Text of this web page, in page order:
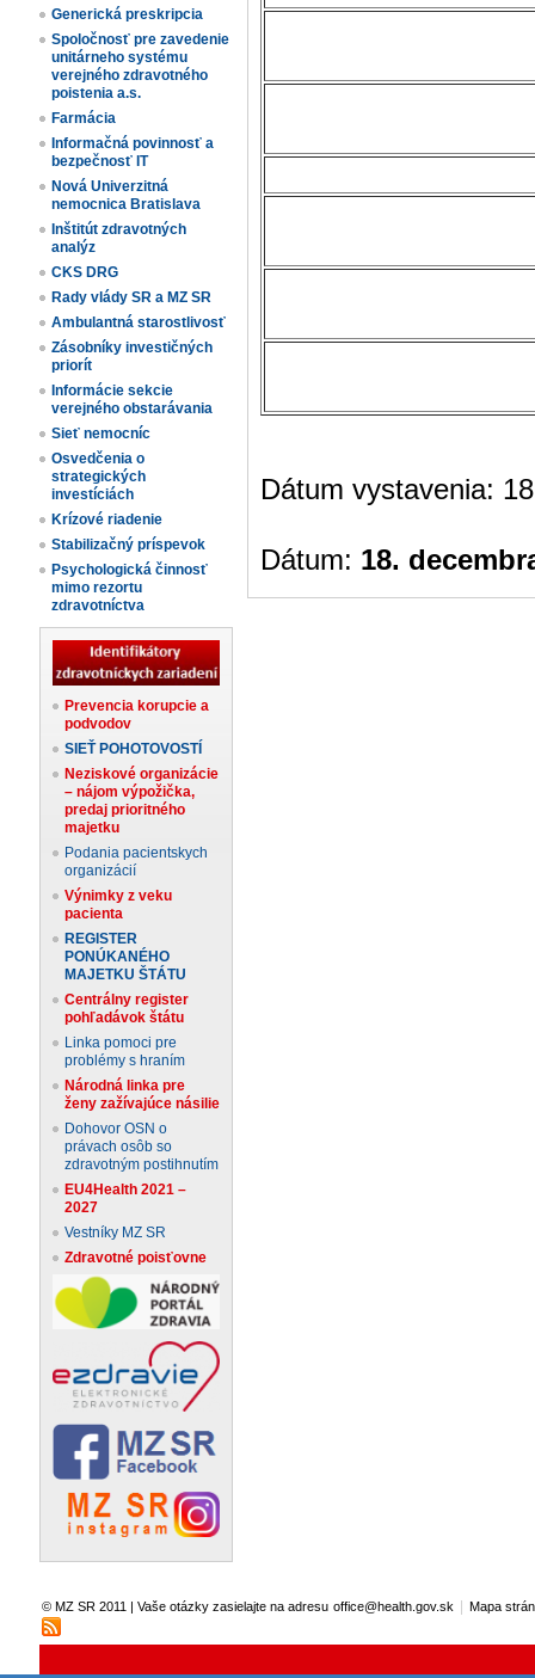
Generická preskripcia
Spoločnosť pre zavedenie
unitárneho systému
verejného zdravotného
poistenia a.s.
Farmácia
Informačná povinnosť a
bezpečnosť IT
Nová Univerzitná
nemocnica Bratislava
Inštitút zdravotných
analýz
CKS DRG
Rady vlády SR a MZ SR
Ambulantná starostlivosť
Zásobníky investičných
priorít
Informácie sekcie
verejného obstarávania
Sieť nemocníc
Osvedčenia o
strategických
investíciách
Krízové riadenie
Stabilizačný príspevok
Psychologická činnosť
mimo rezortu
zdravotníctva
Prevencia korupcie a
podvodov
SIEŤ POHOTOVOSTÍ
Neziskové organizácie
– nájom výpožička,
predaj prioritného
majetku
Podania pacientskych
organizácií
Výnimky z veku
pacienta
REGISTER
PONÚKANÉHO
MAJETKU ŠTÁTU
Centrálny register
pohľadávok štátu
Linka pomoci pre
problémy s hraním
Národná linka pre
ženy zažívajúce násilie
Dohovor OSN o
právach osôb so
zdravotným postihnutím
EU4Health 2021 –
2027
Vestníky MZ SR
Zdravotné poisťovne
Dátum vystavenia:
Dátum: 18.
© MZ SR 2011 | Vaše otázky zasielajte na adresu office@health.gov.sk Mapa